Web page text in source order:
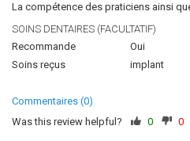
La compétence des praticiens ainsi
SOINS DENTAIRES (FACULTATIF)
Recommande
Oui
Soins reçus
implant
Commentaires (0)
Was this review helpful?
0 0